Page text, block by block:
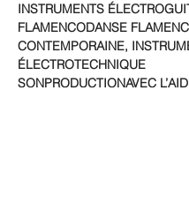
INSTRUMENTS ÉLECTRO
FLAMENCODANSE
CONTEMPORAINE,
ÉLECTROTECHNIQUE
SONPRODUCTIONAVEC